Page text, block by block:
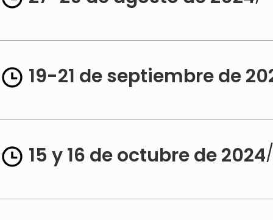
19-21 de septiembre de
15 y 16 de octubre de 2024/